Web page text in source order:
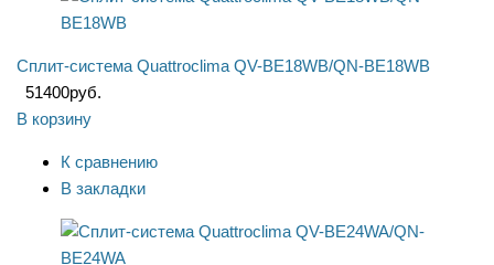
Сплит-система Quattroclima QV-BE18WB/QN-BE18WB
51400руб.
В корзину
К сравнению
В закладки